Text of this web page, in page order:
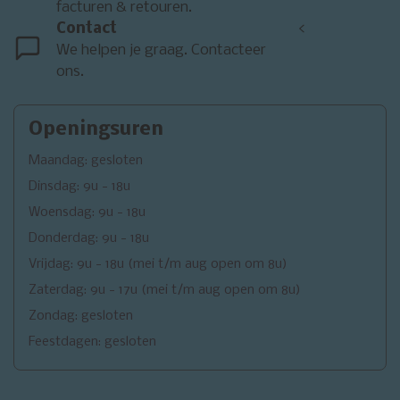
facturen & retouren.
Contact
We helpen je graag. Contacteer
ons.
<
Openingsuren
Maandag: gesloten
Dinsdag: 9u - 18u
Woensdag: 9u - 18u
Donderdag: 9u - 18u
Vrijdag: 9u - 18u (mei t/m aug open om 8u)
Zaterdag: 9u - 17u (mei t/m aug open om 8u)
Zondag: gesloten
Feestdagen: gesloten